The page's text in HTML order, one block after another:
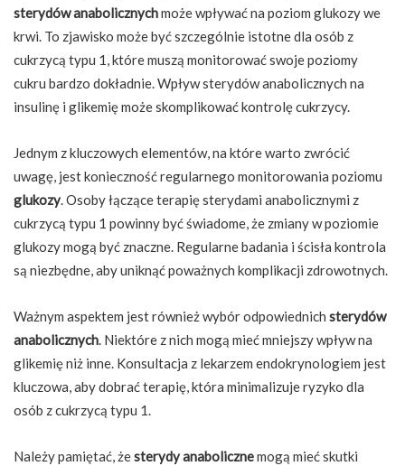
sterydów anabolicznychmoże wpływać na poziom glukozy we
krwi. To zjawisko może być szczególnie istotne dla osób z
cukrzycą typu 1, które muszą monitorować swoje poziomy
cukru bardzo dokładnie. Wpływ sterydów anabolicznych na
insulinę i glikemię może skomplikować kontrolę cukrzycy.
Jednym z kluczowych elementów, na które warto zwrócić
uwagę, jest konieczność regularnego monitorowania poziomu
glukozy. Osoby łączące terapię sterydami anabolicznymi z
cukrzycą typu 1 powinny być świadome, że zmiany w poziomie
glukozy mogą być znaczne. Regularne badania i ścisła kontrola
są niezbędne, aby uniknąć poważnych komplikacji zdrowotnych.
Ważnym aspektem jest również wybór odpowiednich sterydów
anabolicznych. Niektóre z nich mogą mieć mniejszy wpływ na
glikemię niż inne. Konsultacja z lekarzem endokrynologiem jest
kluczowa, aby dobrać terapię, która minimalizuje ryzyko dla
osób z cukrzycą typu 1.
Należy pamiętać, żesterydy anabolicznemogą mieć skutki